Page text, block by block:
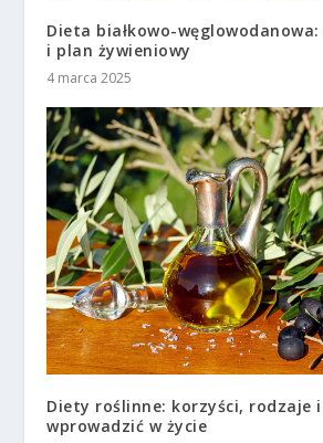
Dieta białkowo-
i plan żywieniowy
4 marca 2025
Diety roślinne: korzyści, rodzaje
wprowadzić w życie